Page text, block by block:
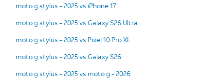
moto g stylus - 2025 vs iPhone 17
moto g stylus - 2025 vs Galaxy S26 Ultra
moto g stylus - 2025 vs Pixel 10 Pro XL
moto g stylus - 2025 vs Galaxy S26
moto g stylus - 2025 vs moto g - 2026